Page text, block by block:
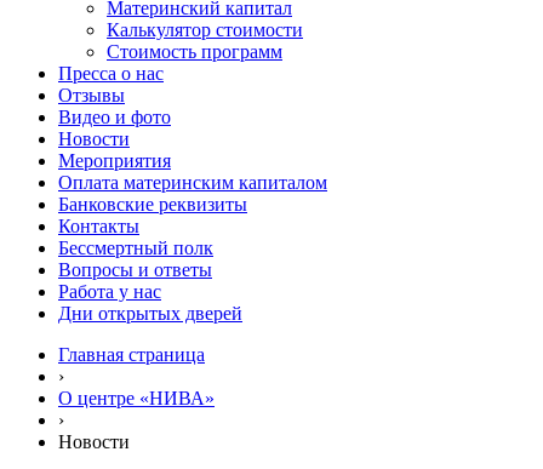
Материнский капитал
Калькулятор стоимости
Стоимость программ
Пресса о нас
Отзывы
Видео и фото
Новости
Мероприятия
Оплата материнским капиталом
Банковские реквизиты
Контакты
Бессмертный полк
Вопросы и ответы
Работа у нас
Дни открытых дверей
Главная страница
›
О центре «НИВА»
›
Новости